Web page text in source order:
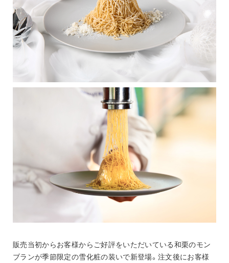
販売当初からお客様からご好評をいただいている和栗のモン
ブランが季節限定の雪化粧の装いで新登場。注文後にお客様